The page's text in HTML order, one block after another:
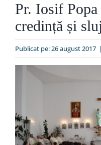
Organizare
Liturgic
Special
Pr. Iosif
credință și
Publicat pe: 26 august 2017 |